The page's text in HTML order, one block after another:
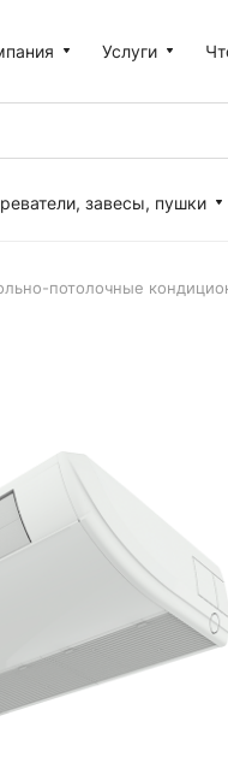
Услуги
завесы, пушки
потолочные